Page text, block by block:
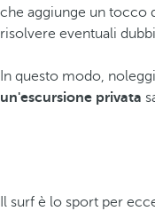
che aggiunge un tocco
risolvere eventuali
In questo modo,
un'escursione privata
Il surf è lo sport per